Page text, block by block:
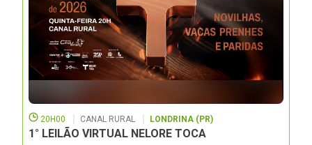
20H00 CANAL RURAL LONDRINA (PR)
1° LEILÃO VIRTUAL NELORE TOCA